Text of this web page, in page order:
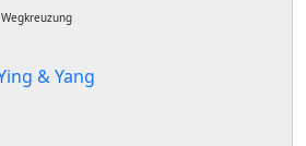
Wegkreuzung